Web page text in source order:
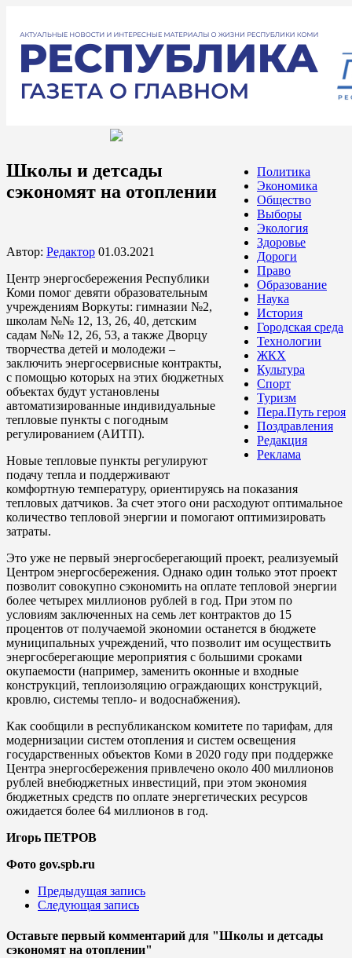
Политика
Экономика
Общество
Выборы
Экология
Здоровье
Дороги
Право
Образование
Наука
История
Городская среда
Технологии
ЖКХ
Культура
Спорт
Туризм
Пера.Путь героя
Поздравления
Редакция
Реклама
Школы и детсады
сэкономят на отоплении
Автор: Редактор 01.03.2021
Центр энергосбережения Республики
Коми помог девяти образовательным
учреждениям Воркуты: гимназии №2,
школам №№ 12, 13, 26, 40, детским
садам №№ 12, 26, 53, а также Дворцу
творчества детей и молодежи –
заключить энергосервисные контракты,
с помощью которых на этих бюджетных
объектах будут установлены
автоматизированные индивидуальные
тепловые пункты с погодным
регулированием (АИТП).
Новые тепловые пункты регулируют
подачу тепла и поддерживают
комфортную температуру, ориентируясь на показания
тепловых датчиков. За счет этого они расходуют оптимальное
количество тепловой энергии и помогают оптимизировать
затраты.
Это уже не первый энергосберегающий проект, реализуемый
Центром энергосбережения. Однако один только этот проект
позволит совокупно сэкономить на оплате тепловой энергии
более четырех миллионов рублей в год. При этом по
условиям заключенных на семь лет контрактов до 15
процентов от получаемой экономии останется в бюджете
муниципальных учреждений, что позволит им осуществить
энергосберегающие мероприятия с большими сроками
окупаемости (например, заменить оконные и входные
конструкций, теплоизоляцию ограждающих конструкций,
кровлю, системы тепло- и водоснабжения).
Как сообщили в республиканском комитете по тарифам, для
модернизации систем отопления и систем освещения
государственных объектов Коми в 2020 году при поддержке
Центра энергосбережения привлечено около 400 миллионов
рублей внебюджетных инвестиций, при этом экономия
бюджетных средств по оплате энергетических ресурсов
ожидается более 64 миллионов в год.
Игорь ПЕТРОВ
Фото gov.spb.ru
Предыдущая запись
Следующая запись
Оставьте первый комментарий для "Школы и детсады
сэкономят на отоплении"